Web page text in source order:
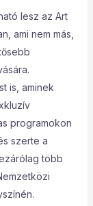
lesz az Art
ami nem más,
is, aminek
programokon
szerte a
több